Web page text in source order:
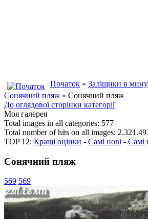
Початок » Заліщики в
Сонячний пляж » Сонячний пляж
До оглядової сторінки категорії
Моя галерея
Total images in all categories: 577
Total number of hits on all images:
TOP 12: Кращі оцінки - Самі нові - Самі
Сонячний пляж
569 569